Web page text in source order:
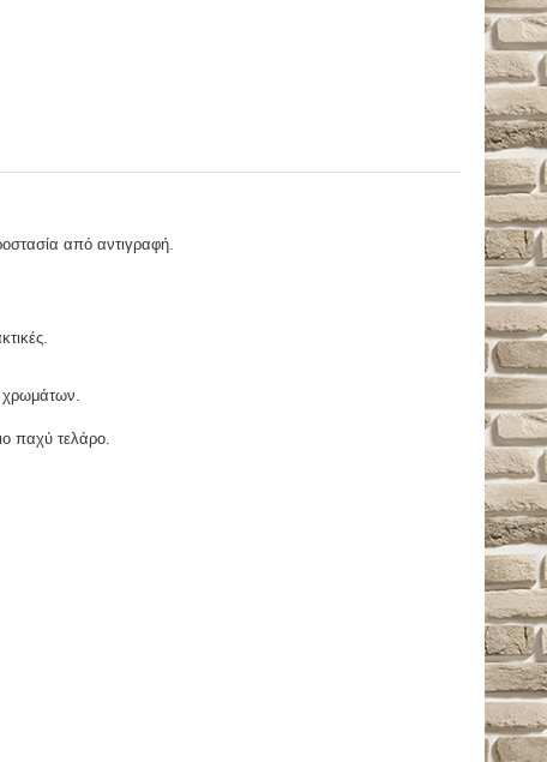
από αντιγραφή.
χρωμάτων.
παχύ τελάρο.